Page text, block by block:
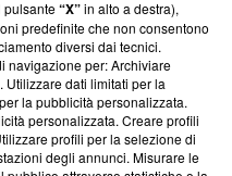
pulsante“X”in alto a destra),
predefinite che non consentono
diversi dai tecnici.
navigazione per: Archiviare
dati limitati per la
la pubblicità personalizzata.
personalizzata. Creare profili
profili per la selezione di
degli annunci. Misurare le